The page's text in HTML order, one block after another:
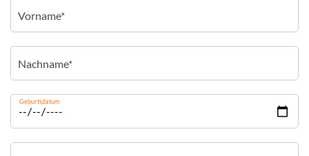
Geburtsdatum